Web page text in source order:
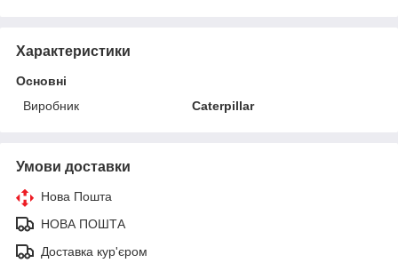
Характеристики
Основні
Виробник
Caterpillar
Умови доставки
Нова Пошта
НОВА ПОШТА
Доставка кур'єром